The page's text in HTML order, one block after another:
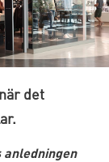
det
anledningen